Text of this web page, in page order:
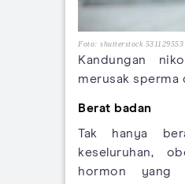
Foto: shutterstock 531129553
Kandungan
merusak sperma
Berat badan
Tak hanya
keseluruhan,
hormon yang